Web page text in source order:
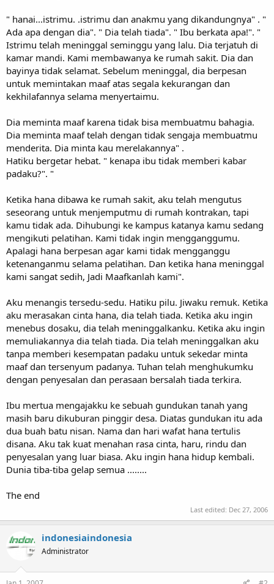
" hanai...istrimu. .istrimu dan anakmu yang dikandungnya" . "
Ada apa dengan dia". " Dia telah tiada". " Ibu berkata apa!". "
Istrimu telah meninggal seminggu yang lalu. Dia terjatuh di
kamar mandi. Kami membawanya ke rumah sakit. Dia dan
bayinya tidak selamat. Sebelum meninggal, dia berpesan
untuk memintakan maaf atas segala kekurangan dan
kekhilafannya selama menyertaimu.
Dia meminta maaf karena tidak bisa membuatmu bahagia.
Dia meminta maaf telah dengan tidak sengaja membuatmu
menderita. Dia minta kau merelakannya" .
Hatiku bergetar hebat. " kenapa ibu tidak memberi kabar
padaku?". "
Ketika hana dibawa ke rumah sakit, aku telah mengutus
seseorang untuk menjemputmu di rumah kontrakan, tapi
kamu tidak ada. Dihubungi ke kampus katanya kamu sedang
mengikuti pelatihan. Kami tidak ingin mengganggumu.
Apalagi hana berpesan agar kami tidak mengganggu
ketenanganmu selama pelatihan. Dan ketika hana meninggal
kami sangat sedih, Jadi Maafkanlah kami".
Aku menangis tersedu-sedu. Hatiku pilu. Jiwaku remuk. Ketika
aku merasakan cinta hana, dia telah tiada. Ketika aku ingin
menebus dosaku, dia telah meninggalkanku. Ketika aku ingin
memuliakannya dia telah tiada. Dia telah meninggalkan aku
tanpa memberi kesempatan padaku untuk sekedar minta
maaf dan tersenyum padanya. Tuhan telah menghukumku
dengan penyesalan dan perasaan bersalah tiada terkira.
Ibu mertua mengajakku ke sebuah gundukan tanah yang
masih baru dikuburan pinggir desa. Diatas gundukan itu ada
dua buah batu nisan. Nama dan hari wafat hana tertulis
disana. Aku tak kuat menahan rasa cinta, haru, rindu dan
penyesalan yang luar biasa. Aku ingin hana hidup kembali.
Dunia tiba-tiba gelap semua ........
The end
Last edited: Dec 27, 2006
indonesiaindonesia
Administrator